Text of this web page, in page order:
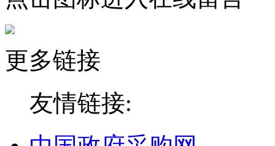
更多链接
友情链接: